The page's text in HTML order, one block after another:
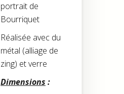
portrait de
Bourriquet
Réalisée avec du
métal (alliage de
zing) et verre
Dimensions :